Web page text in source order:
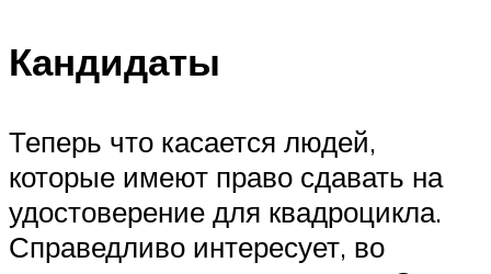
Кандидаты
Теперь что касается людей,
которые имеют право сдавать на
удостоверение для квадроцикла.
Справедливо интересует, во